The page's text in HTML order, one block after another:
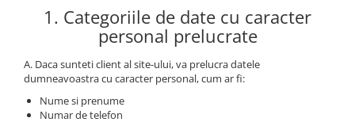
1. Categoriile de date cu caracter
personal prelucrate
A. Daca sunteti client al site-ului, va prelucra datele
dumneavoastra cu caracter personal, cum ar fi:
Nume si prenume
Numar de telefon